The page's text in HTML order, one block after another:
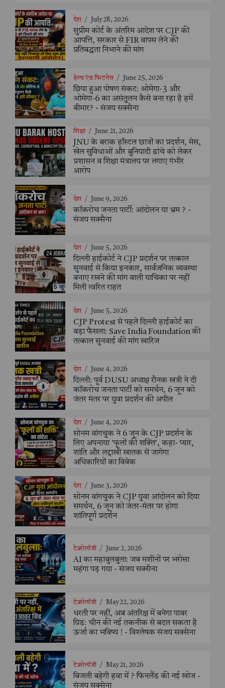
देश / July 28, 2026
सुप्रीम कोर्ट के अंतरिम आदेश पर CJP की
आपत्ति, सरकार से FIR वापस लेने की
प्रतिबद्धता निभाने की मांग
हेल्थ एंड फिटनेस / June 25, 2026
छिपा हुआ पोषण संकट: ओमेगा-3 और
ओमेगा-6 का असंतुलन कैसे बना रहा है हमें
बीमार? - संजय सक्सैना
शिक्षा / June 21, 2026
JNU के बराक हॉस्टल छात्रों का प्रदर्शन, मेस,
खेल सुविधाओं और बुनियादी ढांचे को लेकर
प्रशासन व शिक्षा मंत्रालय पर लगाए गंभीर
आरोप
देश / June 9, 2026
कॉकरोच जनता पार्टी: आंदोलन या भ्रम ? -
संजय सक्सैना
देश / June 5, 2026
दिल्ली हाईकोर्ट ने CJP प्रदर्शन पर तत्काल
सुनवाई से किया इनकार, सार्वजनिक व्यवस्था
बनाए रखने की मांग वाली याचिका पर नहीं
मिली त्वरित राहत
देश / June 5, 2026
CJP Protest से पहले दिल्ली हाईकोर्ट का
बड़ा फैसला: Save India Foundation की
तत्काल सुनवाई की मांग खारिज
देश / June 4, 2026
दिल्ली: पूर्व DUSU अध्यक्ष रौनक खत्री ने दी
कॉकरोच जनता पार्टी को समर्थन, 6 जून को
जंतर मंतर पर युवा प्रदर्शन की अपील
देश / June 4, 2026
सोनम वांगचुक ने 6 जून के CJP प्रदर्शन के
लिए अपनाया 'फूलों की शक्ति', कहा- प्यार,
शांति और लद्दाखी खातक से जागेगा
अधिकारियों का विवेक
देश / June 3, 2026
सोनम वांगचुक ने CJP युवा आंदोलन को दिया
समर्थन, 6 जून को जंतर-मंतर पर होगा
शांतिपूर्ण प्रदर्शन
टेक्नोलॉजी / June 2, 2026
AI का महाबुलबुला: जब मशीनों पर भरोसा
महंगा पड़ गया - संजय सक्सैना
टेक्नोलॉजी / May 22, 2026
धरती पर नहीं, अब अंतरिक्ष में बनेगा पावर
ग्रिड: चीन की नई तकनीक से बदल सकता है
ऊर्जा का भविष्य ! - विश्लेषक संजय सक्सेना
टेक्नोलॉजी / May 21, 2026
बिजली बहेगी हवा में ? फिनलैंड की नई खोज -
संजय सक्सेना